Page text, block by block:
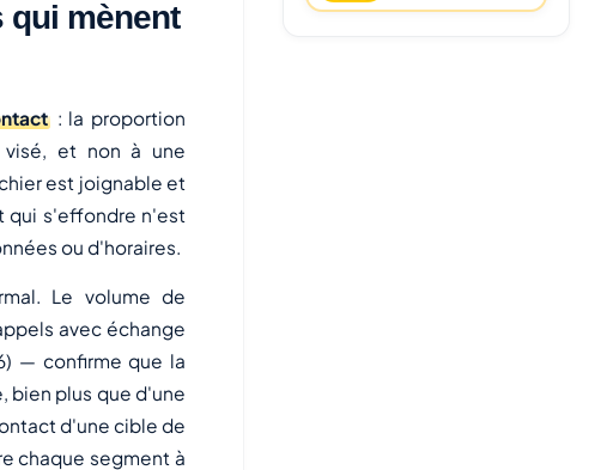
qui mènent
: la proportion
visé, et non à une
est joignable et
qui s'effondre n'est
ou d'horaires.
Le volume de
avec échange
— confirme que la
bien plus que d'une
d'une cible de
chaque segment à